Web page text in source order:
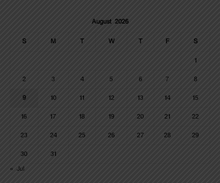
August 2026
S M T W T F S
1
2 3 4 5 6 7 8
9 10 11 12 13 14 15
16 17 18 19 20 21 22
23 24 25 26 27 28 29
30
31
« Jul